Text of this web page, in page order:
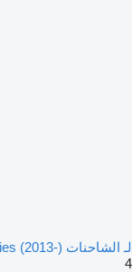
لـ الشاحنات Volvo FH, FM, FMX-4 series (2013-)
4